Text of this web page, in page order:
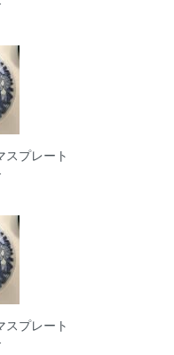
スプレート
スプレート